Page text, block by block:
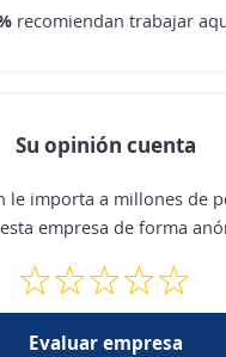
recomiendan trabajar
Su opinión cuenta
le importa a millones de
empresa de forma
Evaluar empresa